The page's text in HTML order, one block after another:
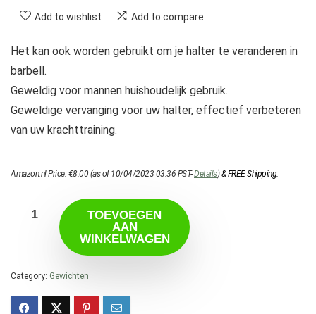
Add to wishlist Add to compare
Het kan ook worden gebruikt om je halter te veranderen in
barbell.
Geweldig voor mannen huishoudelijk gebruik.
Geweldige vervanging voor uw halter, effectief verbeteren
van uw krachttraining.
Amazon.nl Price:€8.00(as of 10/04/2023 03:36 PST-Details)&FREE Shipping.
TOEVOEGEN
AAN
WINKELWAGEN
Category: Gewichten